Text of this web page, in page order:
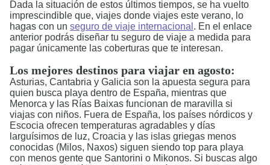
Dada la situación de estos últimos tiempos, se ha vuelto
imprescindible que, viajes donde viajes este verano, lo
hagas con un seguro de viaje internacional . En el enlace
anterior podrás diseñar tu seguro de viaje a medida para
pagar únicamente las coberturas que te interesan.
Los mejores destinos para viajar en agosto:
Asturias, Cantabria y Galicia son la apuesta segura para
quien busca playa dentro de España, mientras que
Menorca y las Rías Baixas funcionan de maravilla si
viajas con niños. Fuera de España, los países nórdicos y
Escocia ofrecen temperaturas agradables y días
larguísimos de luz, Croacia y las islas griegas menos
conocidas (Milos, Naxos) siguen siendo top para playa
con menos gente que Santorini o Mikonos. Si buscas algo